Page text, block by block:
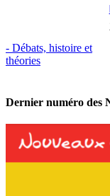
- Débats, histoire et
théories
Dernier numéro des